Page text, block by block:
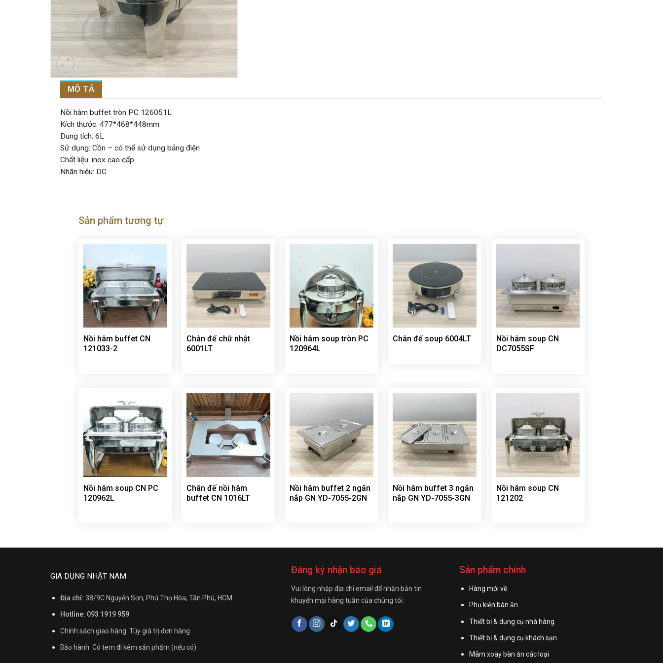
MÔ TẢ
Nồi hâm buffet tròn PC 126051L
Kích thước: 477*468*448mm
Dung tích: 6L
Sử dụng: Cồn – có thể sử dụng bảng điện
Chất liệu: inox cao cấp
Nhãn hiệu: DC
Sản phẩm tương tự
Nồi hâm buffet CN
121033-2
Chân đế chữ nhật
6001LT
Nồi hâm soup tròn PC
120964L
Chân đế soup 6004LT
Nồi hâm soup CN
DC7055SF
Nồi hâm soup CN PC
120962L
Chân đế nồi hâm
buffet CN 1016LT
Nồi hâm buffet 2 ngăn
nắp GN YD-7055-2GN
Nồi hâm buffet 3 ngăn
nắp GN YD-7055-3GN
Nồi hâm soup CN
121202
GIA DỤNG NHẬT NAM
Địa chỉ: 38/9C Nguyễn Sơn, Phú Thọ Hòa, Tân Phú, HCM
Hotline: 093 1919 959
Chính sách giao hàng: Tùy giá trị đơn hàng
Bảo hành: Có tem đi kèm sản phẩm (nếu có)
Đăng ký nhận báo giá
Vui lòng nhập địa chỉ email để nhận bản tin
khuyến mại hàng tuần của chúng tôi:
Sản phẩm chính
Hàng mới về
Phụ kiện bàn ăn
Thiết bị & dụng cụ nhà hàng
Thiết bị & dụng cụ khách sạn
Mâm xoay bàn ăn các loại